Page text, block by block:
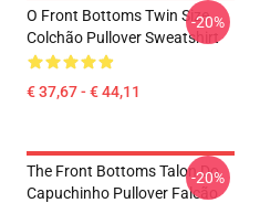
O Front Bottoms Twin Size
Colchão Pullover Sweatshirt
€ 37,67 - € 44,11
-20%
The Front Bottoms Talon Do
Capuchinho Pullover Falcão
-20%